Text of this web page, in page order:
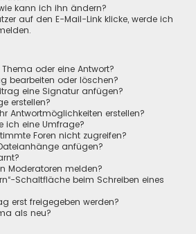
kann ich ihn ändern?
auf den E-Mail-Link klicke, werde ich
oder eine Antwort?
bearbeiten oder löschen?
eine Signatur anfügen?
erstellen?
Antwortmöglichkeiten erstellen?
ich eine Umfrage?
Foren nicht zugreifen?
anfügen?
Moderatoren melden?
Schaltfläche beim Schreiben eines
erst freigegeben werden?
als neu?